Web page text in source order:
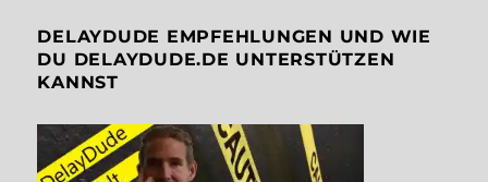
DELAYDUDE EMPFEHLUNGEN UND WIE
DU DELAYDUDE.DE UNTERSTÜTZEN
KANNST